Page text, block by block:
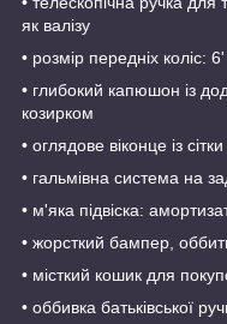
як валізу
• розмір передніх коліс:
• глибокий капюшон із
козирком
• оглядове віконце із
• гальмівна система на
• м'яка підвіска:
• жорсткий бампер,
• місткий кошик для
• оббивка батьківської